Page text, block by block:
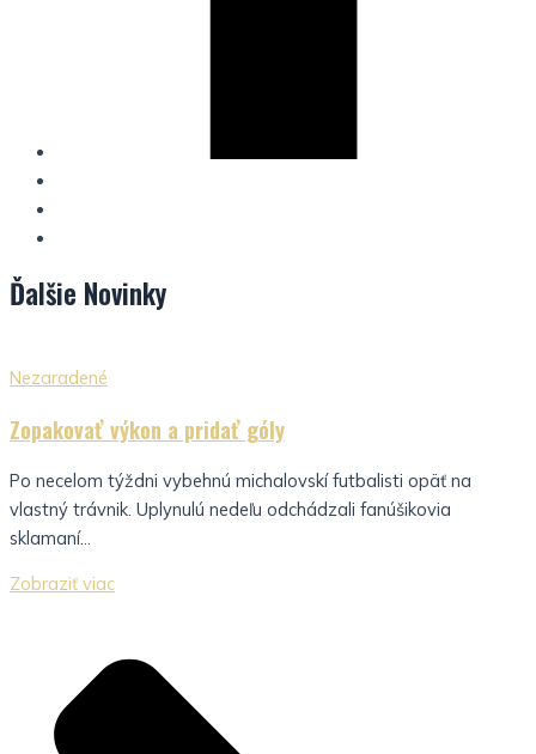
Ďalšie Novinky
Nezaradené
Zopakovať výkon a pridať góly
Po necelom týždni vybehnú michalovskí futbalisti opäť na
vlastný trávnik. Uplynulú nedeľu odchádzali fanúšikovia
sklamaní...
Zobraziť viac